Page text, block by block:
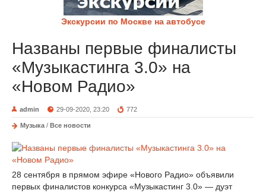
Экскурсии по Москве на автобусе
Названы первые финалисты
«Музыкастинга 3.0» на
«Новом Радио»
admin 29-09-2020, 23:20 772
Музыка / Все новости
28 сентября в прямом эфире «Нового Радио» объявили
первых финалистов конкурса «Музыкастинг 3.0» — дуэт